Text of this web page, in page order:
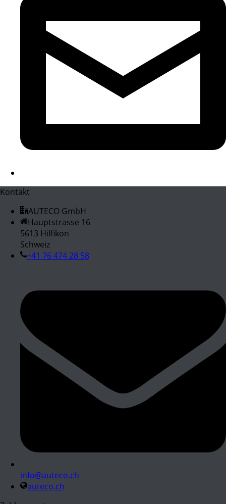
Kontakt
AUTECO GmbH
Hauptstrasse 16
5613 Hilfikon
Schweiz
+41 76 474 28 58
info@auteco.ch
auteco.ch